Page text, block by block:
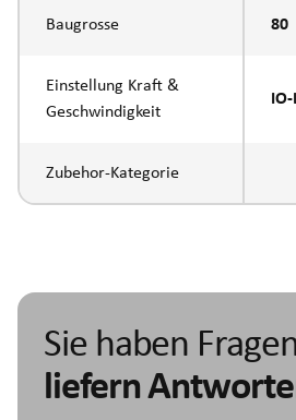
Baugrosse 80
Einstellung Kraft &
Geschwindigkeit
Zubehor-Kategorie
Sie haben
liefern